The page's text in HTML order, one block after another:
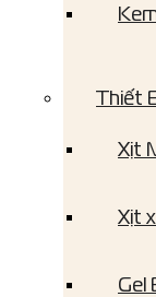
Thiết
Xịt
Xịt
Gel